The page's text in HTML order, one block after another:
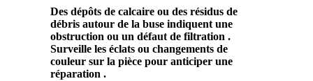
Des dépôts de calcaire ou des résidus de
débris autour de la buse indiquent une
obstruction ou un défaut de filtration .
Surveille les éclats ou changements de
couleur sur la pièce pour anticiper une
réparation .